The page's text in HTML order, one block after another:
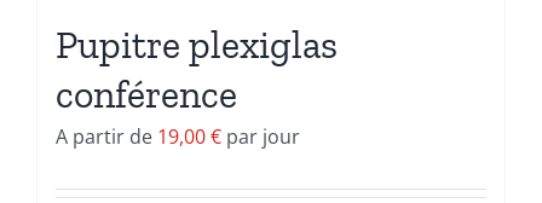
Pupitre plexiglas
conférence
A partir de 19,00€ par jour